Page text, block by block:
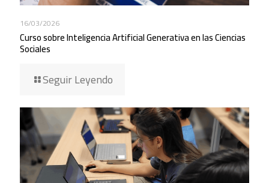
16/03/2026
Curso sobre Inteligencia Artificial Generativa en las Ciencias
Sociales
Seguir Leyendo